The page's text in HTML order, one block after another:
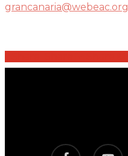
grancanaria@webeac.org
facebook youtube